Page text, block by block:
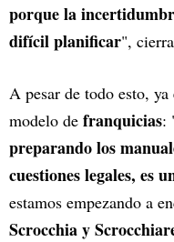
porque la
difícil planificar",
A pesar de todo esto,
modelo de franquicias:
preparando los
cuestiones legales, es
estamos empezando a
Scrocchia y